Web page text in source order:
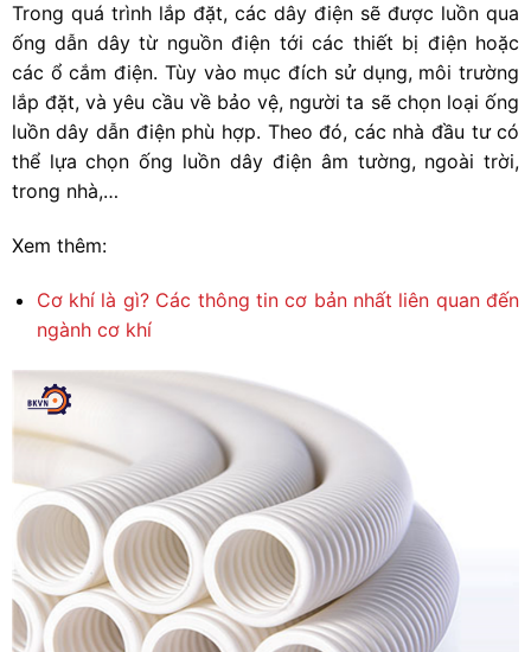
Trong quá trình lắp đặt, các dây điện sẽ được luồn qua
ống dẫn dây từ nguồn điện tới các thiết bị điện hoặc
các ổ cắm điện. Tùy vào mục đích sử dụng, môi trường
lắp đặt, và yêu cầu về bảo vệ, người ta sẽ chọn loại ống
luồn dây dẫn điện phù hợp. Theo đó, các nhà đầu tư có
thể lựa chọnống luồn dây điện âm tường, ngoài trời,
trong nhà,…
Xem thêm:
Cơ khí là gì? Các thông tin cơ bản nhất liên quan đến
ngành cơ khí